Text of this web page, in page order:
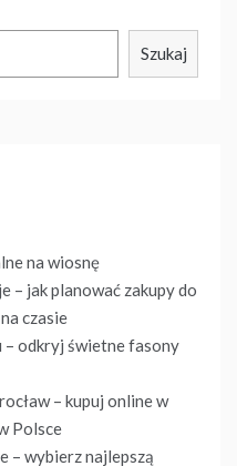
Szukaj
na wiosnę
– jak planować zakupy do
czasie
– odkryj świetne fasony
– kupuj online w
Polsce
– wybierz najlepszą